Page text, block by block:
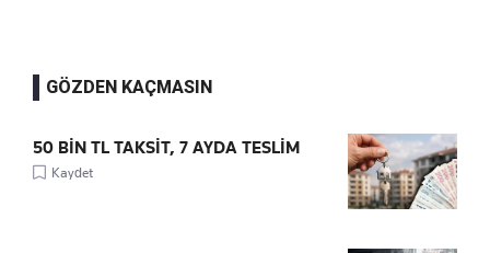
GÖZDEN KAÇMASIN
50 BİN TL TAKSİT, 7 AYDA TESLİM
Kaydet